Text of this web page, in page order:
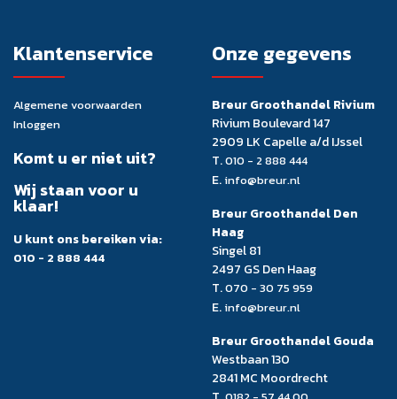
Klantenservice
Algemene voorwaarden
Inloggen
Komt u er niet uit?
Wij staan voor u
klaar!
U kunt ons bereiken via:
010 - 2 888 444
Onze gegevens
Breur Groothandel Rivium
Rivium Boulevard 147
2909 LK Capelle a/d IJssel
T.010 - 2 888 444
E. info@breur.nl
Breur Groothandel Den
Haag
Singel 81
2497 GS Den Haag
T.070 - 30 75 959
E. info@breur.nl
Breur Groothandel Gouda
Westbaan 130
2841 MC Moordrecht